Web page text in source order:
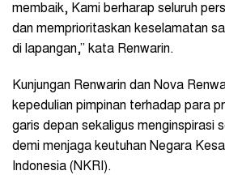
membaik, Kami berharap seluruh
dan memprioritaskan keselamatan
di lapangan,” kata Renwarin.
Kunjungan Renwarin dan Nova
kepedulian pimpinan terhadap para
garis depan sekaligus menginspirasi
demi menjaga keutuhan Negara
Indonesia (NKRI).